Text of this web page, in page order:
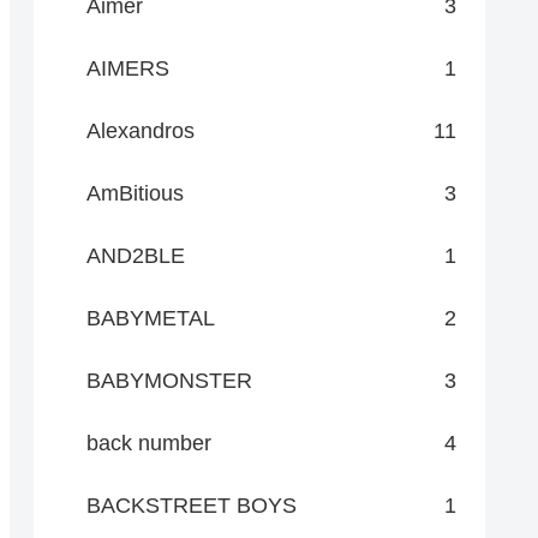
Aimer 3
AIMERS 1
Alexandros 11
AmBitious 3
AND2BLE 1
BABYMETAL 2
BABYMONSTER 3
back number 4
BACKSTREET BOYS 1